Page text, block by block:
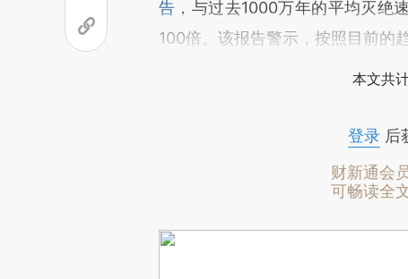
告 ，与过去1000万年的平均灭绝
100倍。该报告警示，按照目前的
本文共
登录后
财新通会
可畅读全